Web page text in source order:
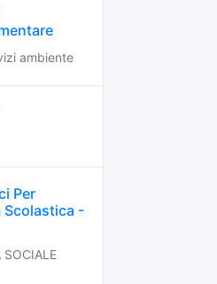
ambiente
Per
Scolastica -
SOCIALE